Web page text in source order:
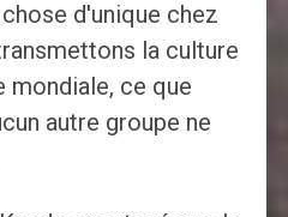
d'unique chez
la culture
mondiale, ce que
autre groupe ne